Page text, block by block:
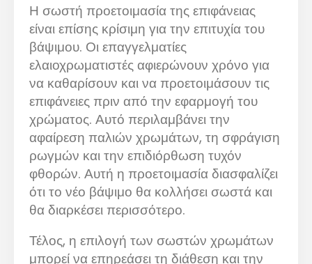
Η σωστή προετοιμασία της επιφάνειας
είναι επίσης κρίσιμη για την επιτυχία του
βάψιμου. Οι επαγγελματίες
ελαιοχρωματιστές αφιερώνουν χρόνο για
να καθαρίσουν και να προετοιμάσουν τις
επιφάνειες πριν από την εφαρμογή του
χρώματος. Αυτό περιλαμβάνει την
αφαίρεση παλιών χρωμάτων, τη σφράγιση
ρωγμών και την επιδιόρθωση τυχόν
φθορών. Αυτή η προετοιμασία διασφαλίζει
ότι το νέο βάψιμο θα κολλήσει σωστά και
θα διαρκέσει περισσότερο.
Τέλος, η επιλογή των σωστών χρωμάτων
μπορεί να επηρεάσει τη διάθεση και την